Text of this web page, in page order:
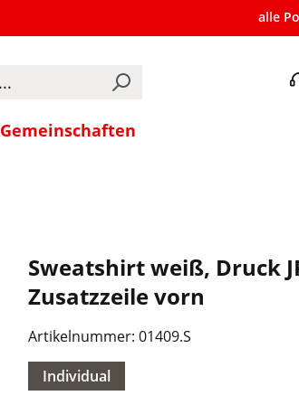
alle
Gemeinschaften
Sweatshirt weiß, Druck
Zusatzzeile vorn
Artikelnummer: 01409.S
Individual